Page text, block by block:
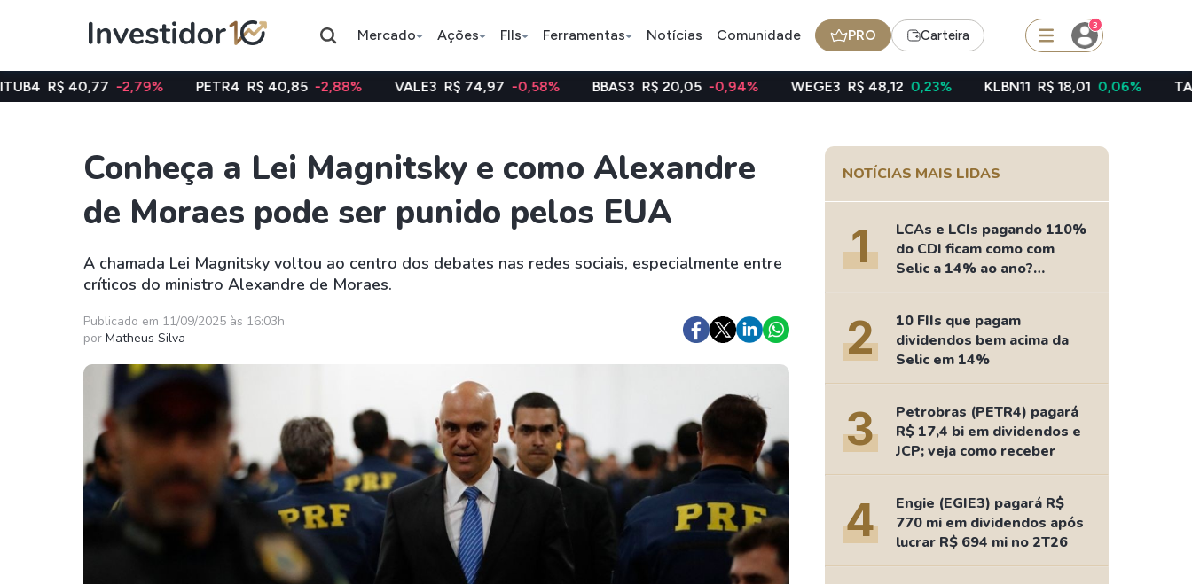
Mercado Ações FIIs Ferramentas Notícias Comunidade PRO Carteira
3
Assuntos do momento
Índice
Ibovespa
Ação
Petrobras
Ação
Bradesco
BDR
JBS Dividendos
Ações
Taesa
Itausa
Ambev
Klabin
Petrobrás
Ver todos
FIIs
XPML11
KNRI11
KNCR11
Ver todos
HASH11
GOLD11
XINA11
Ver todos
Meta
Coca-Cola
Ver todos
Criptomoedas
Bitcoin
Ethereum
Binance Coin - BNB
Dogecoin
Solana
Cardano
Ver todos
Ideias
Agenda de Dividendos
Radar do Dividendo Inteligente
As Ações Mais Buscadas
Guia do Iniciante
-2,79% PETR4 R$ 40,85 -2,88% VALE3 R$ 74,97 -0,58% BBAS3 R$ 20,05 -0,94% WEGE3 R$ 48,12 0,23% KLBN11 R$ 18,01 0,06% TAEE11 R$
Conheça a Lei Magnitsky e como Alexandre
de Moraes pode ser punido pelos EUA
A chamada Lei Magnitsky voltou ao centro dos debates nas redes sociais, especialmente entre
críticos do ministro Alexandre de Moraes.
Publicado em 11/09/2025 às 16:03h
por Matheus Silva
NOTÍCIAS MAIS LIDAS
1
LCAs e LCIs pagando 110%
do CDI ficam como com
Selic a 14% ao ano?
Fizemos as contas
2
10 FIIs que pagam
dividendos bem acima da
Selic em 14%
3
Petrobras (PETR4) pagará
R$ 17,4 bi em dividendos e
JCP; veja como receber
4
Engie (EGIE3) pagará R$
770 mi em dividendos após
lucrar R$ 694 mi no 2T26